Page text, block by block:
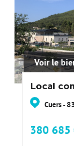
Voir le
Local
Cuers -
380 685